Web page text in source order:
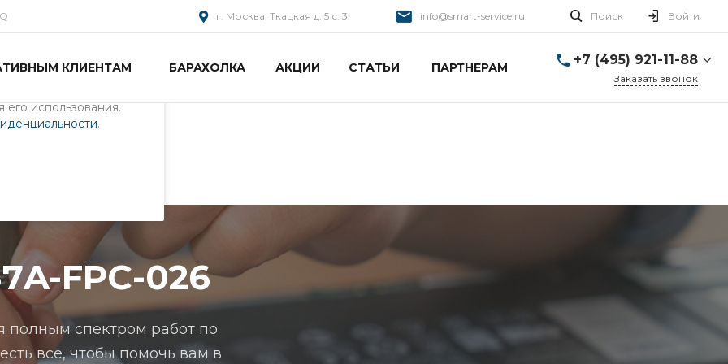
и
использования.
.
г. Москва, Ткацкая д. 5 с. 3 info@smart-service.ru Поиск Войти
КЛИЕНТАМ БАРАХОЛКА АКЦИИ СТАТЬИ ПАРТНЕРАМ
+7 (495) 921-11-88
Заказать звонок
FPC-026
полным спектром работ по
все, чтобы помочь вам в